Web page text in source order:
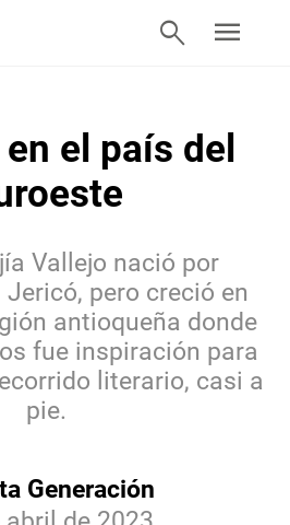
search menu
el país del
Vallejo nació por
pero creció en
antioqueña donde
fue inspiración para
literario, casi a
pie.
Generación